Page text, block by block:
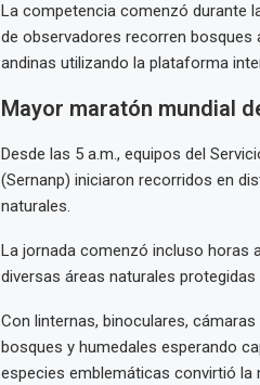
La competencia comenzó durante
de observadores recorren
andinas utilizando la plataforma
Mayor maratón mundial
Desde las 5 a.m., equipos del
(Sernanp) iniciaron recorridos en
naturales.
La jornada comenzó incluso horas
diversas áreas naturales
Con linternas, binoculares,
bosques y humedales esperando
especies emblemáticas convirtió la